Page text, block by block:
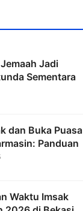
Jadi
Sementara
dan Buka Puasa
Panduan
Waktu Imsak